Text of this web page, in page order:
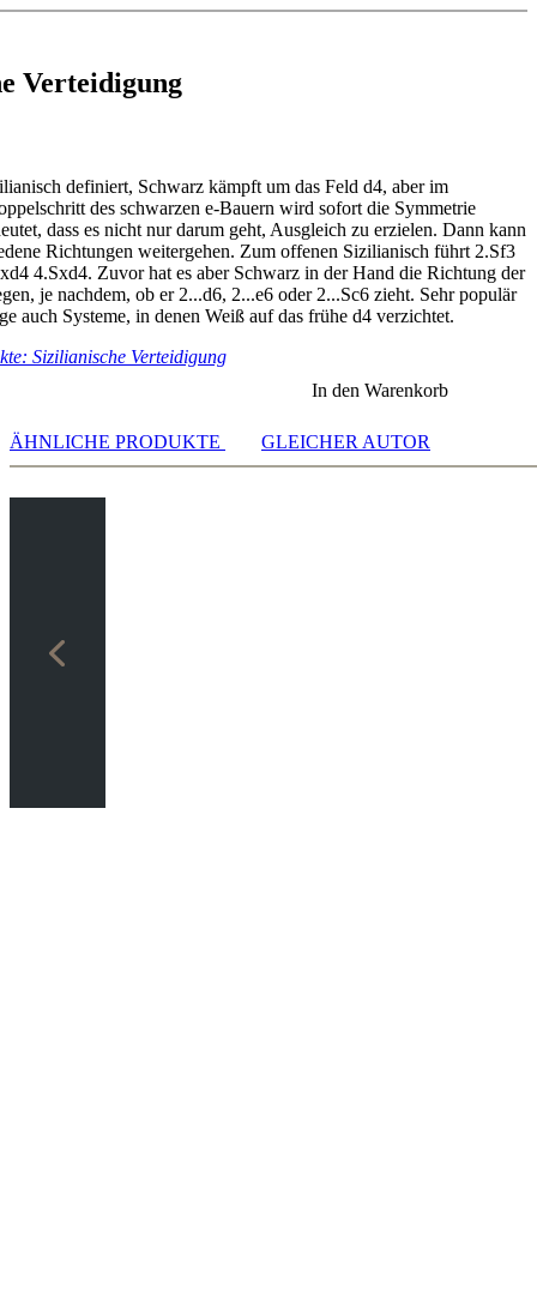
3.h4Verteidigung
definiert, Schwarz kämpft um das Feld d4, aber im
des schwarzen e-Bauern wird sofort die Symmetrie
dass es nicht nur darum geht, Ausgleich zu erzielen. Dann kann
Richtungen weitergehen. Zum offenen Sizilianisch führt 2.Sf3
4.Sxd4. Zuvor hat es aber Schwarz in der Hand die Richtung der
je nachdem, ob er 2...d6, 2...e6 oder 2...Sc6 zieht. Sehr populär
auch Systeme, in denen Weiß auf das frühe d4 verzichtet.
Sizilianische Verteidigung
In den Warenkorb
ÄHNLICHE PRODUKTE GLEICHER AUTOR